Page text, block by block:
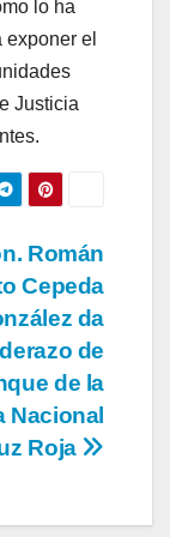
lo ha
exponer el
Justicia
Román
Cepeda
da
de
de la
Nacional
Roja